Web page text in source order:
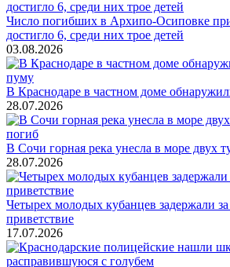
Число погибших в Архипо-Осиповке
достигло 6, среди них трое детей
03.08.2026
В Краснодаре в частном доме
28.07.2026
В Сочи горная река унесла в море двух
28.07.2026
Четырех молодых кубанцев задержали за
приветствие
17.07.2026